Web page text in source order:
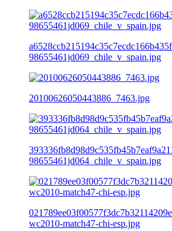
98655461jd069_chile_v_spain.jpg
20100626050443886_7463.jpg
98655461jd064_chile_v_spain.jpg
wc2010-match47-chi-esp.jpg